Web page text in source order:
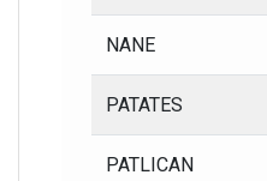
NANE
PATATES
PATLICAN